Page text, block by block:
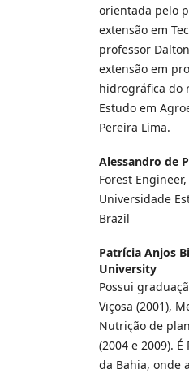
orientada pelo
extensão em
professor
extensão em
hidrográfica do
Estudo em
Pereira Lima.
Alessandro de
Forest
Universidade
Brazil
Patrícia Anjos
University
Possui
Viçosa (2001),
Nutrição de
(2004 e 2009).
da Bahia, onde